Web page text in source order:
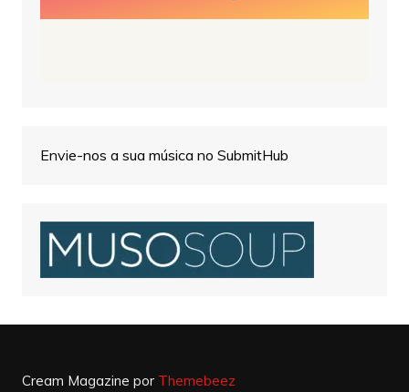
Envie-nos a sua música no SubmitHub
Cream Magazine por Themebeez